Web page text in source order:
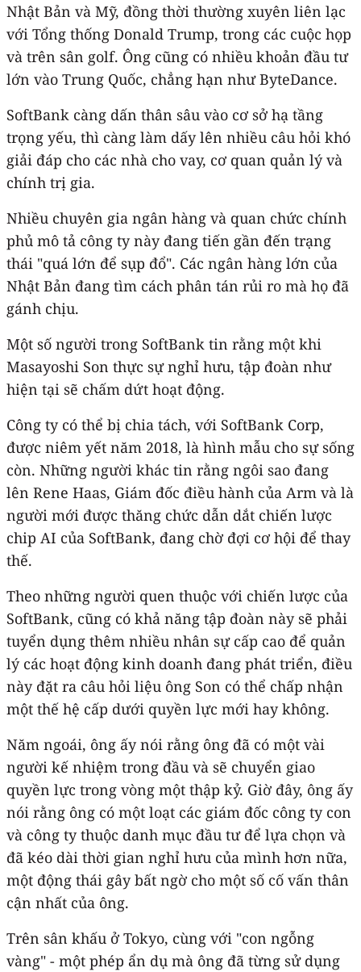
Nhật Bản và Mỹ, đồng thời thường xuyên liên lạc
với Tổng thống Donald Trump, trong các cuộc họp
và trên sân golf. Ông cũng có nhiều khoản đầu tư
lớn vào Trung Quốc, chẳng hạn như ByteDance.
SoftBank càng dấn thân sâu vào cơ sở hạ tầng
trọng yếu, thì càng làm dấy lên nhiều câu hỏi khó
giải đáp cho các nhà cho vay, cơ quan quản lý và
chính trị gia.
Nhiều chuyên gia ngân hàng và quan chức chính
phủ mô tả công ty này đang tiến gần đến trạng
thái "quá lớn để sụp đổ". Các ngân hàng lớn của
Nhật Bản đang tìm cách phân tán rủi ro mà họ đã
gánh chịu.
Một số người trong SoftBank tin rằng một khi
Masayoshi Son thực sự nghỉ hưu, tập đoàn như
hiện tại sẽ chấm dứt hoạt động.
Công ty có thể bị chia tách, với SoftBank Corp,
được niêm yết năm 2018, là hình mẫu cho sự sống
còn. Những người khác tin rằng ngôi sao đang
lên Rene Haas, Giám đốc điều hành của Arm và là
người mới được thăng chức dẫn dắt chiến lược
chip AI của SoftBank, đang chờ đợi cơ hội để thay
thế.
Theo những người quen thuộc với chiến lược của
SoftBank, cũng có khả năng tập đoàn này sẽ phải
tuyển dụng thêm nhiều nhân sự cấp cao để quản
lý các hoạt động kinh doanh đang phát triển, điều
này đặt ra câu hỏi liệu ông Son có thể chấp nhận
một thế hệ cấp dưới quyền lực mới hay không.
Năm ngoái, ông ấy nói rằng ông đã có một vài
người kế nhiệm trong đầu và sẽ chuyển giao
quyền lực trong vòng một thập kỷ. Giờ đây, ông ấy
nói rằng ông có một loạt các giám đốc công ty con
và công ty thuộc danh mục đầu tư để lựa chọn và
đã kéo dài thời gian nghỉ hưu của mình hơn nữa,
một động thái gây bất ngờ cho một số cố vấn thân
cận nhất của ông.
Trên sân khấu ở Tokyo, cùng với "con ngỗng
vàng" - một phép ẩn dụ mà ông đã từng sử dụng